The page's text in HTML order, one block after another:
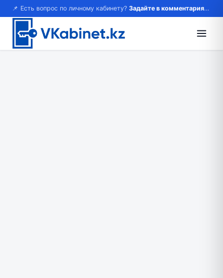
📌 Есть вопрос по личному кабинету? Задайте в комментариях — ответим!